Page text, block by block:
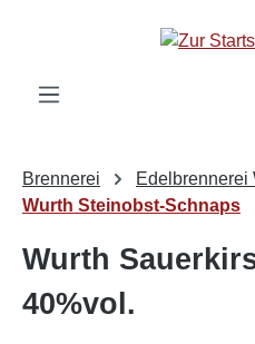
Brennerei
Edelbrennerei
Wurth Steinobst-Schnaps
Wurth
40%vol.